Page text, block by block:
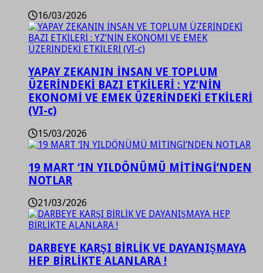
16/03/2026
YAPAY ZEKANIN İNSAN VE TOPLUM
ÜZERİNDEKİ BAZI ETKİLERİ : YZ’NİN
EKONOMİ VE EMEK ÜZERİNDEKİ ETKİLERİ
(VI-c)
15/03/2026
19 MART ‘IN YILDÖNÜMÜ MİTİNGİ’NDEN
NOTLAR
21/03/2026
DARBEYE KARŞI BİRLİK VE DAYANIŞMAYA
HEP BİRLİKTE ALANLARA !